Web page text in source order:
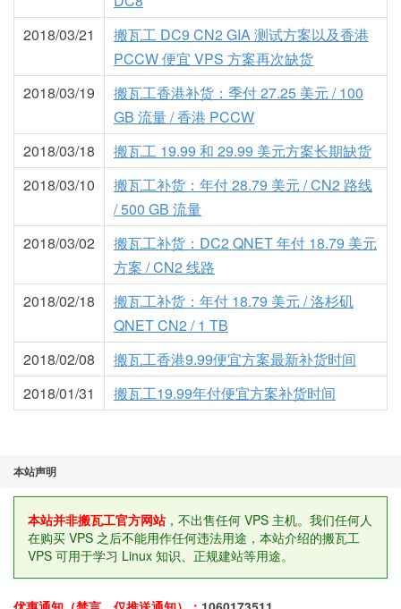
2018/03/21
搬瓦工 DC9 CN2 GIA 测试方案以及香港
PCCW 便宜 VPS 方案再次缺货
2018/03/19
搬瓦工香港补货：季付 27.25 美元 / 100
GB 流量 / 香港 PCCW
2018/03/18
搬瓦工 19.99 和 29.99 美元方案长期缺货
2018/03/10
搬瓦工补货：年付 28.79 美元 / CN2 路线
/ 500 GB 流量
2018/03/02
搬瓦工补货：DC2 QNET 年付 18.79 美元
方案 / CN2 线路
2018/02/18
搬瓦工补货：年付 18.79 美元 / 洛杉矶
QNET CN2 / 1 TB
2018/02/08
搬瓦工香港9.99便宜方案最新补货时间
2018/01/31
搬瓦工19.99年付便宜方案补货时间
本站声明
本站并非搬瓦工官方网站，不出售任何 VPS 主机。我们任何人
在购买 VPS 之后不能用作任何违法用途，本站介绍的搬瓦工
VPS 可用于学习 Linux 知识、正规建站等用途。